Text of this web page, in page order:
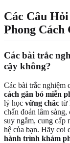
Các Câu
Phong Cách
Các bài trắc
cậy không?
Các bài trắc nghiệm
cách gắn bó miễn
lý học vững chắc từ
chẩn đoán lâm
suy ngẫm, cung cấp
hệ của bạn. Hãy coi
hành trình khám